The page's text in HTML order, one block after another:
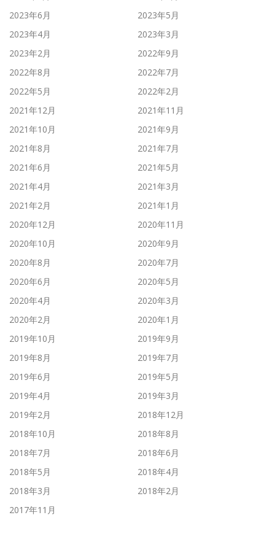
2023年6月
2023年5月
2023年4月
2023年3月
2023年2月
2022年9月
2022年8月
2022年7月
2022年5月
2022年2月
2021年12月
2021年11月
2021年10月
2021年9月
2021年8月
2021年7月
2021年6月
2021年5月
2021年4月
2021年3月
2021年2月
2021年1月
2020年12月
2020年11月
2020年10月
2020年9月
2020年8月
2020年7月
2020年6月
2020年5月
2020年4月
2020年3月
2020年2月
2020年1月
2019年10月
2019年9月
2019年8月
2019年7月
2019年6月
2019年5月
2019年4月
2019年3月
2019年2月
2018年12月
2018年10月
2018年8月
2018年7月
2018年6月
2018年5月
2018年4月
2018年3月
2018年2月
2017年11月